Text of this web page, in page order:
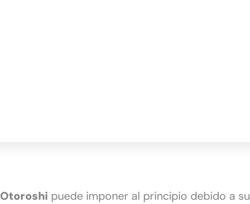
Otoroshi puede imponer al principio debido a su